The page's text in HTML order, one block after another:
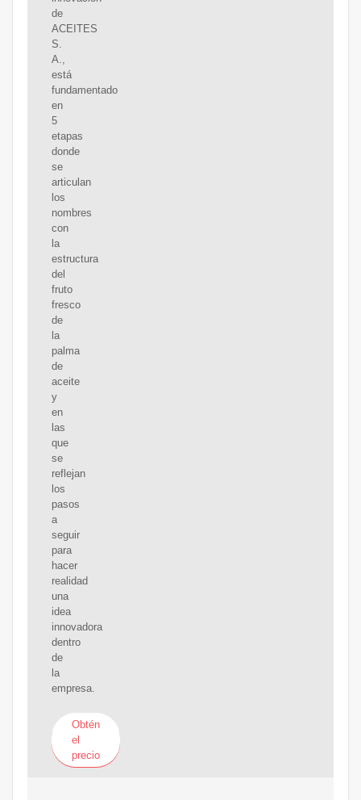
de
ACEITES
S.
A.,
está
fundamentado
en
5
etapas
donde
se
articulan
los
nombres
con
la
estructura
del
fruto
fresco
de
la
palma
de
aceite
y
en
las
que
se
reflejan
los
pasos
a
seguir
para
hacer
realidad
una
idea
innovadora
dentro
de
la
empresa.
Obtén
el
precio